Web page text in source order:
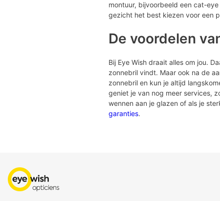
montuur, bijvoorbeeld een cat-
gezicht het best kiezen voor een
De voordelen
Bij Eye Wish draait alles om jou.
zonnebril vindt. Maar ook na de
zonnebril en kun je altijd
geniet je van nog meer services,
wennen aan je glazen of als je
garanties.